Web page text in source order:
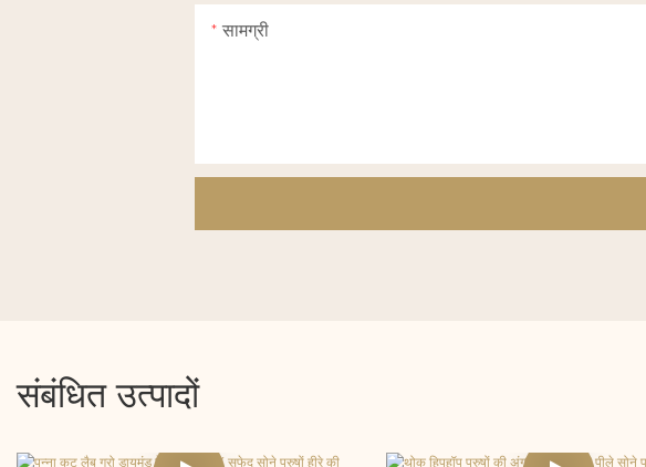
सामग्री
संबंधित उत्पादों